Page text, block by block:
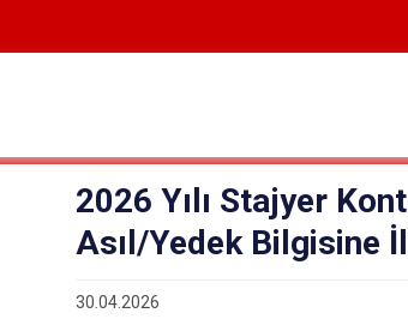
2026 Yılı Stajyer
Asıl/Yedek Bilgisine
30.04.2026